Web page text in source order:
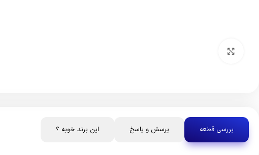
بررسی قطعه پرسش و پاسخ این برند خوبه ؟